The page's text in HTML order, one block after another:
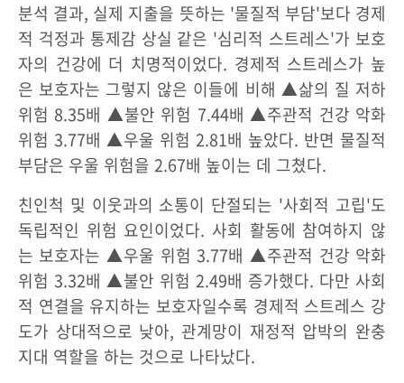
분석 결과, 실제 지출을 뜻하는 '물질적 부담'보다 경제
적 걱정과 통제감 상실 같은 '심리적 스트레스'가 보호
자의 건강에 더 치명적이었다. 경제적 스트레스가 높
은 보호자는 그렇지 않은 이들에 비해 ▲삶의 질 저하
위험 8.35배 ▲불안 위험 7.44배 ▲주관적 건강 악화
위험 3.77배 ▲우울 위험 2.81배 높았다. 반면 물질적
부담은 우울 위험을 2.67배 높이는 데 그쳤다.
친인척 및 이웃과의 소통이 단절되는 '사회적 고립'도
독립적인 위험 요인이었다. 사회 활동에 참여하지 않
는 보호자는 ▲우울 위험 3.77배 ▲주관적 건강 악화
위험 3.32배 ▲불안 위험 2.49배 증가했다. 다만 사회
적 연결을 유지하는 보호자일수록 경제적 스트레스 강
도가 상대적으로 낮아, 관계망이 재정적 압박의 완충
지대 역할을 하는 것으로 나타났다.